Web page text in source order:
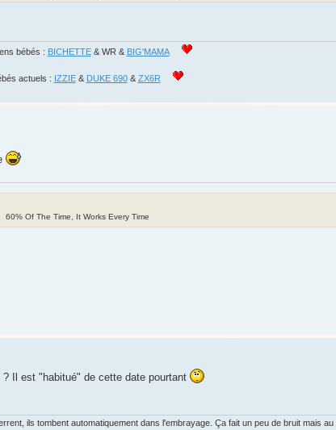
bébés : BICHETTE& WR & BIG'MAMA
actuels : IZZIE& DUKE 690& ZX6R
60% Of The Time, It Works Every Time
Il est "habitué" de cette date pourtant
ils tombent automatiquement dans l'embrayage. Ça fait un peu de bruit mais au